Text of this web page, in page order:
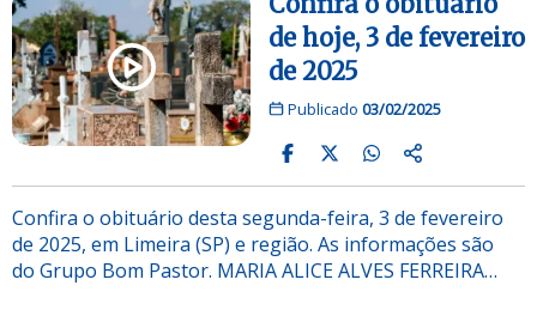
de hoje, 3 de fevereiro
de 2025
Publicado 03/02/2025
Confira o obituário desta segunda-feira, 3 de fevereiro
de 2025, em Limeira (SP) e região. As informações são
do Grupo Bom Pastor. MARIA ALICE ALVES FERREIRA…